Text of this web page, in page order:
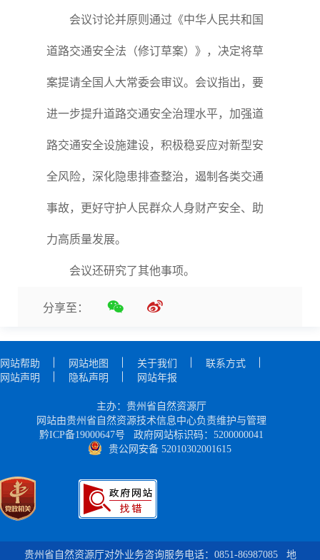
会议讨论并原则通过《中华人民共和国
道路交通安全法（修订草案）》，决定将草
案提请全国人大常委会审议。会议指出，要
进一步提升道路交通安全治理水平，加强道
路交通安全设施建设，积极稳妥应对新型安
全风险，深化隐患排查整治，遏制各类交通
事故，更好守护人民群众人身财产安全、助
力高质量发展。
会议还研究了其他事项。
分享至：
网站帮助 网站地图 关于我们
联系方式
网站声明
隐私声明 网站年报
主办：贵州省自然资源厅
网站由贵州省自然资源技术信息中心负责维护与管理
黔ICP备19000647号
政府网站标识码：5200000041
贵公网安备 52010302001615
贵州省自然资源厅对外业务咨询服务电话：0851-86987085 地